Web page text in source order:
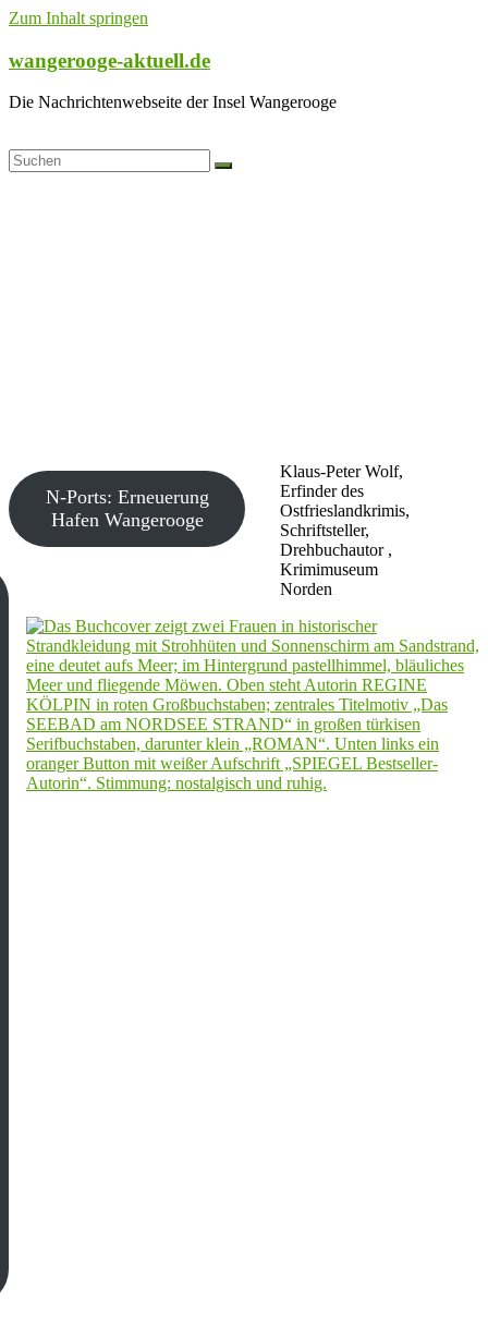
Zum Inhalt springen
wangerooge-aktuell.de
Die Nachrichtenwebseite der Insel Wangerooge
Klaus-Peter Wolf,
Erfinder des
Ostfrieslandkrimis,
Schriftsteller,
Drehbuchautor ,
Krimimuseum
Norden
N-Ports: Erneuerung
Hafen Wangerooge